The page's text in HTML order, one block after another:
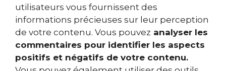
utilisateurs vous fournissent des
informations précieuses sur leur perception
de votre contenu. Vous pouvez analyser les
commentaires pour identifier les aspects
positifs et négatifs de votre contenu.